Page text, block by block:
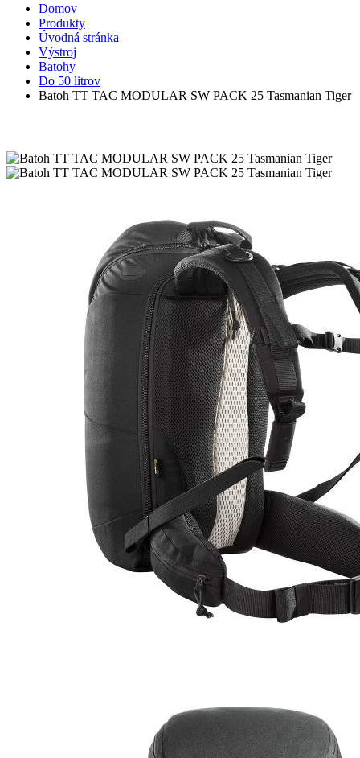
Domov
Produkty
Úvodná stránka
Výstroj
Batohy
Do 50 litrov
Batoh TT TAC MODULAR SW PACK 25 Tasmanian Tiger